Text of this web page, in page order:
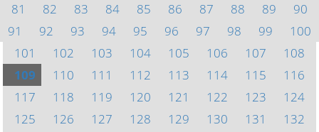
81
82 83 84 85 86 87 88 89
90
91
92 93 94 95 96 97 98 99
100
101
102 103 104 105 106 107
108
109
110 111 112 113 114 115
116
117
118 119 120 121 122 123
124
125
126 127 128 129 130 131
132